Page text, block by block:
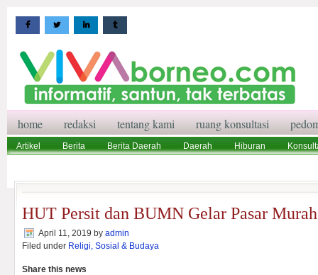
home redaksi tentang kami ruang konsultasi
Artikel Berita Berita Daerah Daerah Hiburan
HUT Persit dan BUMN Gelar Pasar Murah
April 11, 2019 by admin
Filed under Religi, Sosial & Budaya
Share this news